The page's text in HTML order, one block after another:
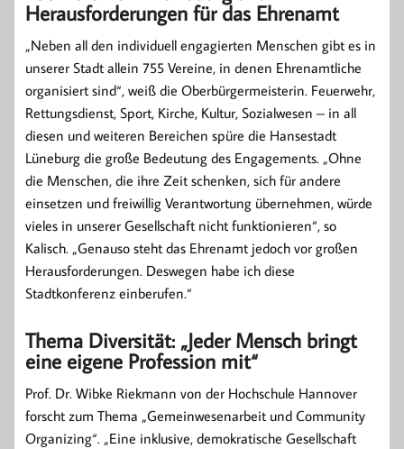
Herausforderungen für das Ehrenamt
„Neben all den individuell engagierten Menschen gibt es in
unserer Stadt allein 755 Vereine, in denen Ehrenamtliche
organisiert sind“, weiß die Oberbürgermeisterin. Feuerwehr,
Rettungsdienst, Sport, Kirche, Kultur, Sozialwesen – in all
diesen und weiteren Bereichen spüre die Hansestadt
Lüneburg die große Bedeutung des Engagements. „Ohne
die Menschen, die ihre Zeit schenken, sich für andere
einsetzen und freiwillig Verantwortung übernehmen, würde
vieles in unserer Gesellschaft nicht funktionieren“, so
Kalisch. „Genauso steht das Ehrenamt jedoch vor großen
Herausforderungen. Deswegen habe ich diese
Stadtkonferenz einberufen.“
Thema Diversität: „Jeder Mensch bringt
eine eigene Profession mit“
Prof. Dr. Wibke Riekmann von der Hochschule Hannover
forscht zum Thema „Gemeinwesenarbeit und Community
Organizing“. „Eine inklusive, demokratische Gesellschaft